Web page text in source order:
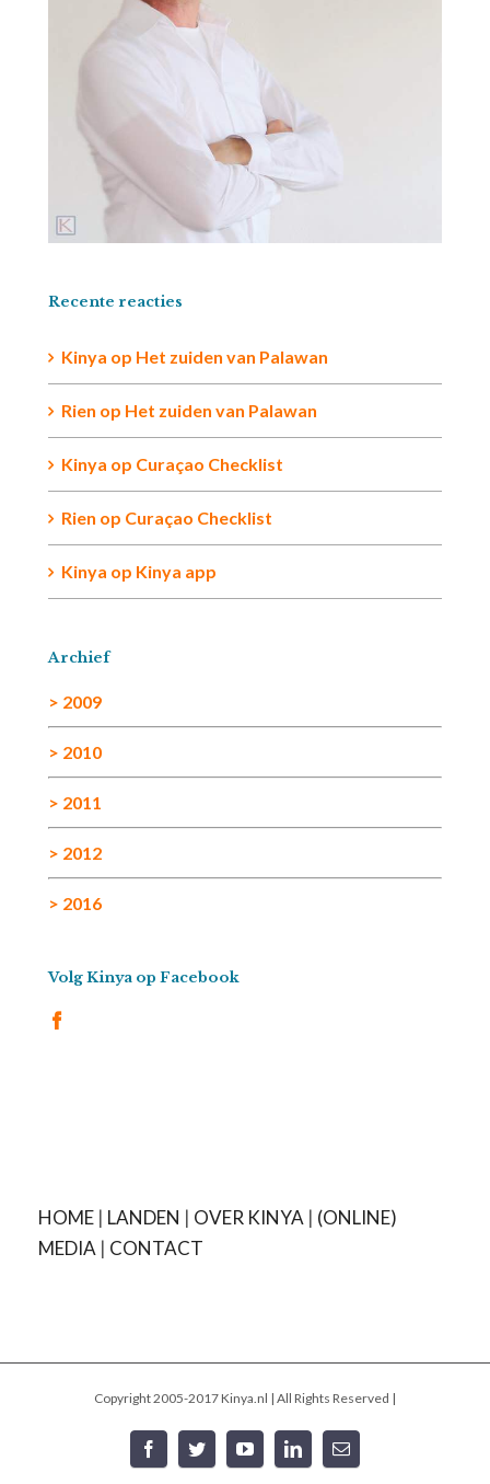
Recente reacties
Kinya op Het zuiden van Palawan
Rien op Het zuiden van Palawan
Kinya op Curaçao Checklist
Rien op Curaçao Checklist
Kinya op Kinya app
Archief
> 2009
> 2010
> 2011
> 2012
> 2016
Volg Kinya op Facebook
HOME| LANDEN | OVER KINYA| (ONLINE)
MEDIA| CONTACT
Copyright 2005-2017 Kinya.nl | All Rights Reserved |